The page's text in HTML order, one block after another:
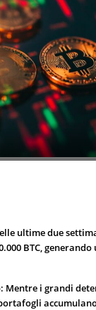
ultime due
BTC,
Mentre i grandi